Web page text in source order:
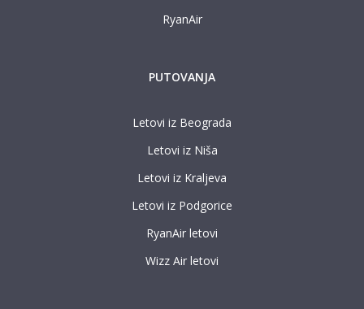
RyanAir
PUTOVANJA
Letovi iz Beograda
Letovi iz Niša
Letovi iz Kraljeva
Letovi iz Podgorice
RyanAir letovi
Wizz Air letovi